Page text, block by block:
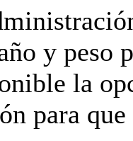
y peso
la
para que